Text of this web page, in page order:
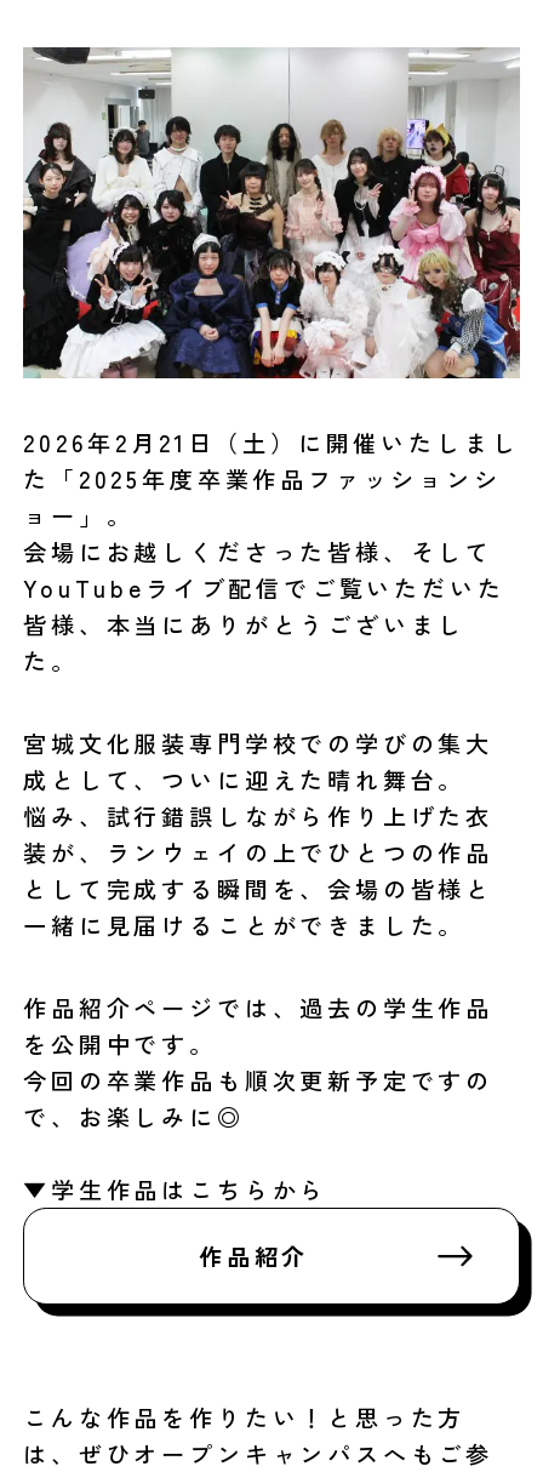
2026年2月21日（土）に開催いたしまし
た「2025年度卒業作品ファッションシ
ョー」。
会場にお越しくださった皆様、そして
YouTubeライブ配信でご覧いただいた
皆様、本当にありがとうございまし
た。
宮城文化服装専門学校での学びの集大
成として、ついに迎えた晴れ舞台。
悩み、試行錯誤しながら作り上げた衣
装が、ランウェイの上でひとつの作品
として完成する瞬間を、会場の皆様と
一緒に見届けることができました。
作品紹介ページでは、過去の学生作品
を公開中です。
今回の卒業作品も順次更新予定ですの
で、お楽しみに◎
▼学生作品はこちらから
作品紹介
こんな作品を作りたい！と思った方
は、ぜひオープンキャンパスへもご参